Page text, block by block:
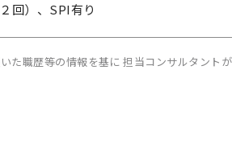
回）、SPI有り
職歴等の情報を基に 担当コンサルタント